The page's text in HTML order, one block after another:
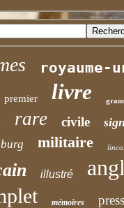
royaume-
premier livre
rare civile
militaire
illustré
mémoires